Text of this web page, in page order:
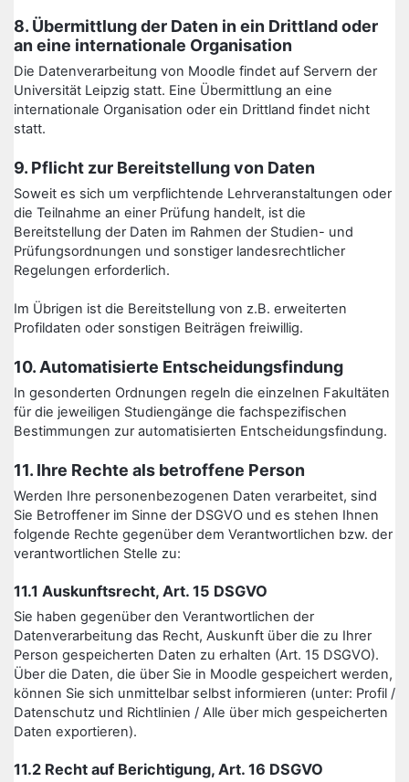
8. Übermittlung der Daten in ein Drittland oder
an eine internationale Organisation
Die Datenverarbeitung von Moodle findet auf Servern der
Universität Leipzig statt. Eine Übermittlung an eine
internationale Organisation oder ein Drittland findet nicht
statt.
9. Pflicht zur Bereitstellung von Daten
Soweit es sich um verpflichtende Lehrveranstaltungen oder
die Teilnahme an einer Prüfung handelt, ist die
Bereitstellung der Daten im Rahmen der Studien- und
Prüfungsordnungen und sonstiger landesrechtlicher
Regelungen erforderlich.
Im Übrigen ist die Bereitstellung von z.B. erweiterten
Profildaten oder sonstigen Beiträgen freiwillig.
10. Automatisierte Entscheidungsfindung
In gesonderten Ordnungen regeln die einzelnen Fakultäten
für die jeweiligen Studiengänge die fachspezifischen
Bestimmungen zur automatisierten Entscheidungsfindung.
11. Ihre Rechte als betroffene Person
Werden Ihre personenbezogenen Daten verarbeitet, sind
Sie Betroffener im Sinne der DSGVO und es stehen Ihnen
folgende Rechte gegenüber dem Verantwortlichen bzw. der
verantwortlichen Stelle zu:
11.1 Auskunftsrecht, Art. 15 DSGVO
Sie haben gegenüber den Verantwortlichen der
Datenverarbeitung das Recht, Auskunft über die zu Ihrer
Person gespeicherten Daten zu erhalten (Art. 15 DSGVO).
Über die Daten, die über Sie in Moodle gespeichert werden,
können Sie sich unmittelbar selbst informieren (unter: Profil /
Datenschutz und Richtlinien / Alle über mich gespeicherten
Daten exportieren).
11.2 Recht auf Berichtigung, Art. 16 DSGVO